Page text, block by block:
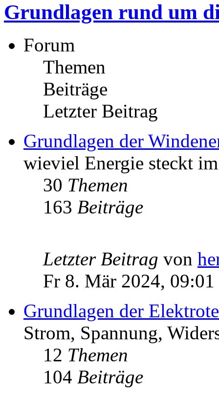
Grundlagen rund um
Forum
Themen
Beiträge
Letzter Beitrag
Grundlagen der
wieviel Energie steckt
30 Themen
163 Beiträge
Letzter Beitrag von
Fr 8. Mär 2024, 09:01
Grundlagen der
Strom, Spannung,
12 Themen
104 Beiträge